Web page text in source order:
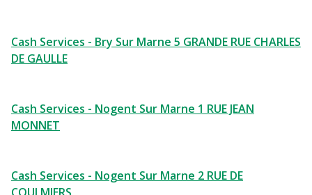
Cash Services - Bry Sur Marne 5 GRANDE RUE CHARLES
DE GAULLE
Cash Services - Nogent Sur Marne 1 RUE JEAN
MONNET
Cash Services - Nogent Sur Marne 2 RUE DE